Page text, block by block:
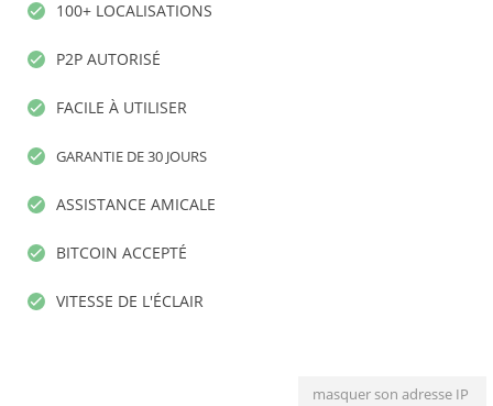
100+ LOCALISATIONS
P2P AUTORISÉ
FACILE À UTILISER
GARANTIE DE 30 JOURS
ASSISTANCE AMICALE
BITCOIN ACCEPTÉ
VITESSE DE L'ÉCLAIR
masquer son adresse IP